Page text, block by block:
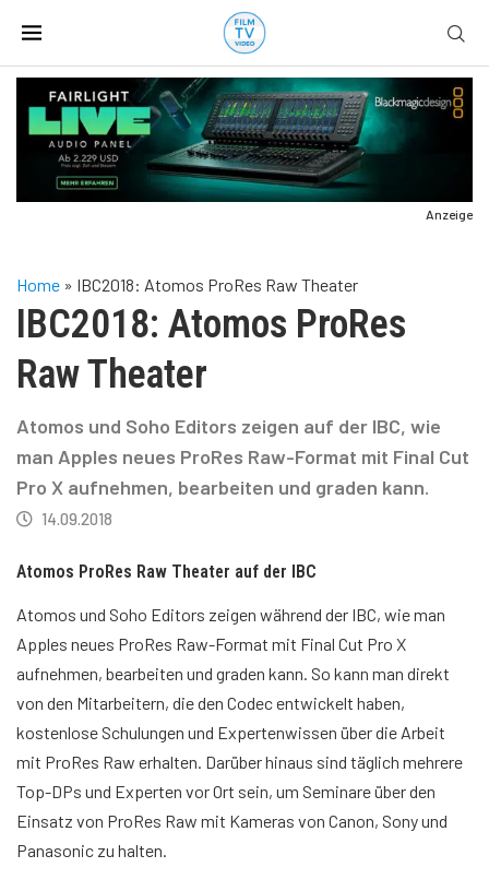
Anzeige
Home » IBC2018: Atomos ProRes Raw Theater
IBC2018: Atomos ProRes
Raw Theater
Atomos und Soho Editors zeigen auf der IBC, wie
man Apples neues ProRes Raw-Format mit Final Cut
Pro X aufnehmen, bearbeiten und graden kann.
14.09.2018
Atomos ProRes Raw Theater auf der IBC
Atomos und Soho Editors zeigen während der IBC, wie man
Apples neues ProRes Raw-Format mit Final Cut Pro X
aufnehmen, bearbeiten und graden kann. So kann man direkt
von den Mitarbeitern, die den Codec entwickelt haben,
kostenlose Schulungen und Expertenwissen über die Arbeit
mit ProRes Raw erhalten. Darüber hinaus sind täglich mehrere
Top-DPs und Experten vor Ort sein, um Seminare über den
Einsatz von ProRes Raw mit Kameras von Canon, Sony und
Panasonic zu halten.